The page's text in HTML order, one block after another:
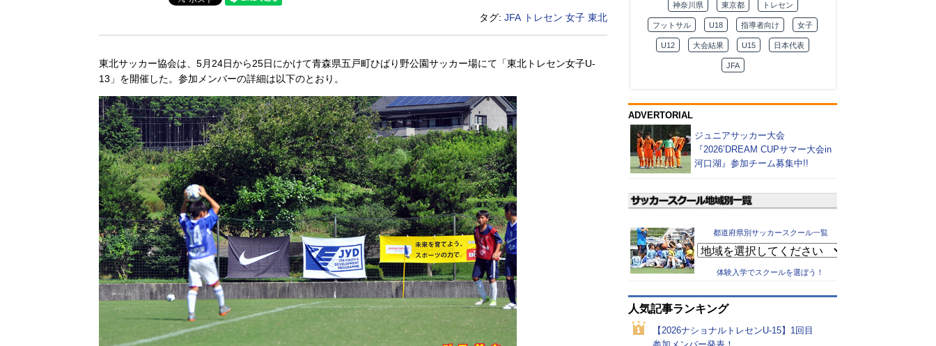
タグ: JFA トレセン 女子 東北
東北サッカー協会は、5月24日から25日にかけて青森県五戸町ひばり野公園サッカー場にて「東北トレセン女子U-
13」を開催した。参加メンバーの詳細は以下のとおり。
神奈川県 東京都 トレセン
フットサル U18 指導者向け 女子
U12 大会結果 U15 日本代表
JFA
ADVERTORIAL
ジュニアサッカー大会
『2026’DREAM CUPサマー大会in
河口湖』参加チーム募集中!!
都道府県別サッカースクール一覧
体験入学でスクールを選ぼう！
人気記事ランキング
【2026ナショナルトレセンU-15】1回目